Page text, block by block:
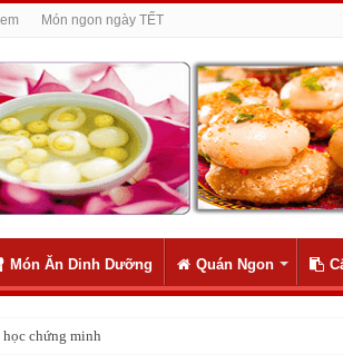
Món ngon ngày TẾT
Món Ăn Dinh Dưỡng Quán Ngon
chứng minh